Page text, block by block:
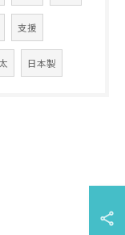
支援
日本製